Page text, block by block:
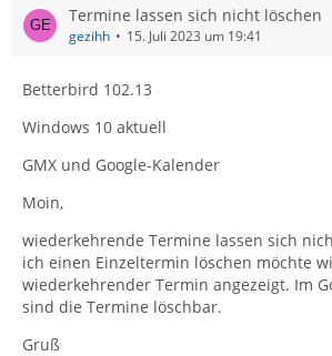
Termine lassen sich nicht löschen
gezihh 15. Juli 2023 um 19:41
Betterbird 102.13
Windows 10 aktuell
GMX und Google-Kalender
Moin,
wiederkehrende Termine lassen sich
ich einen Einzeltermin löschen möchte
wiederkehrender Termin angezeigt. Im
sind die Termine löschbar.
Gruß